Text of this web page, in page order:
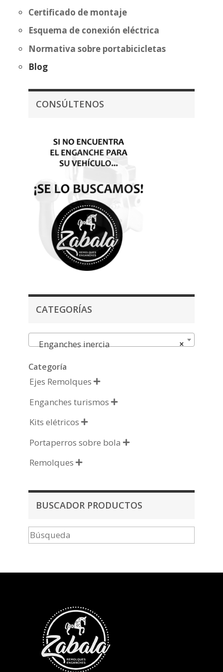
Certificado de montaje
Esquema de conexión eléctrica
Normativa sobre portabicicletas
Blog
CONSÚLTENOS
CATEGORÍAS
×
Enganches inercia
Categoría
Ejes Remolques 
Enganches turismos 
Kits elétricos 
Portaperros sobre bola 
Remolques 
BUSCADOR PRODUCTOS